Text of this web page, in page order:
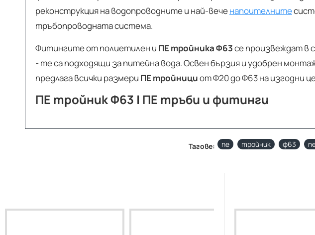
реконструкция на водопроводните и най-веченапоителните
тръбопроводната система.
Фитингите от полиетилен и ПЕ тройника Ф63се произвеждат в
- те са подходящи за питейна вода. Освен бързия и удобрен
предлага всички размери ПЕ тройнициот Ф20 до Ф63 на изгодни
ПЕ тройник Ф63 | ПЕ тръби и фитинги
Тагове: пе тройник ф63